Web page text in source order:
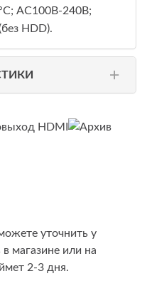
АC100В-240В;
HDD).
уточнить у
магазине или на
2-3 дня.